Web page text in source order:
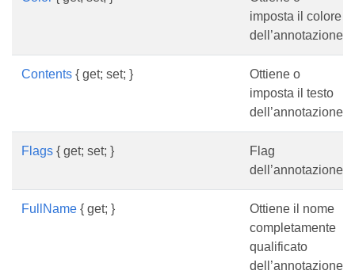
imposta il colore
dell’annotazione.
Contents { get; set; }
Ottiene o
imposta il testo
dell’annotazione.
Flags { get; set; }
Flag
dell’annotazione.
FullName { get; }
Ottiene il nome
completamente
qualificato
dell’annotazione.